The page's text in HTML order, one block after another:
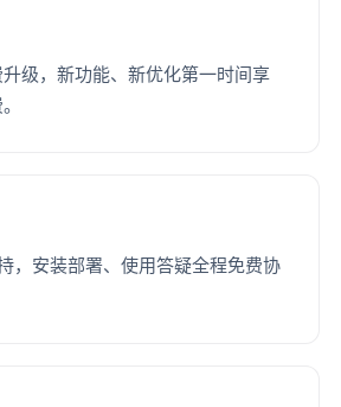
级，新功能、新优化第一时间享
，安装部署、使用答疑全程免费协